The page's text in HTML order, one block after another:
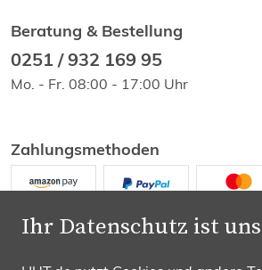
Ihr Datenschutz ist
Beratung & Bestellung
0251 / 932 169 95
Mo. - Fr. 08:00 - 17:00 Uhr
Zahlungsmethoden